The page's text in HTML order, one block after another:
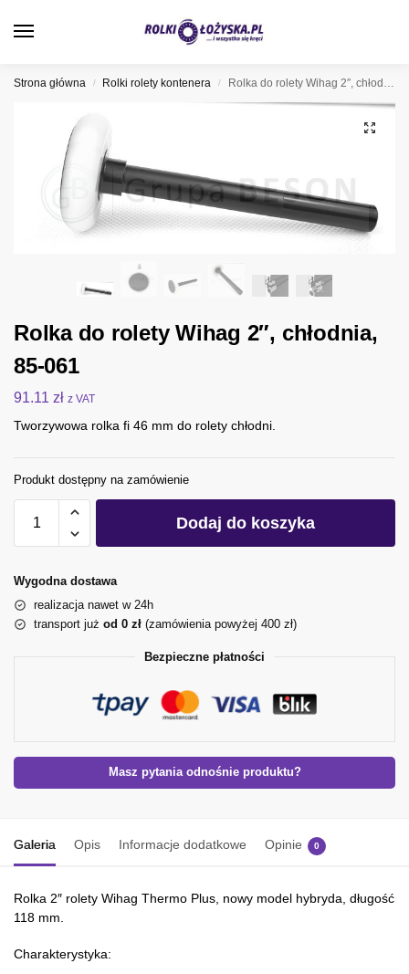
Strona główna / Rolki rolety kontenera / Rolka do rolety Wihag 2″, chłodnia, 85-061
Rolka do rolety Wihag 2″, chłodnia,
85-061
91.11 zł z VAT
Tworzywowa rolka fi 46 mm do rolety chłodni.
Produkt dostępny na zamówienie
Dodaj do koszyka
Wygodna dostawa
realizacja nawet w 24h
transport już od 0 zł (zamówienia powyżej 400 zł)
Bezpieczne płatności
Masz pytania odnośnie produktu?
Galeria Opis Informacje dodatkowe Opinie 0
Rolka 2″ rolety Wihag Thermo Plus, nowy model hybryda, długość
118 mm.
Charakterystyka: